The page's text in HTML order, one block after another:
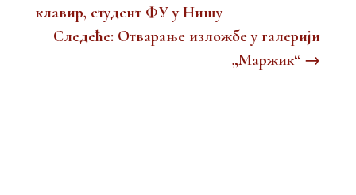
клавир, студент ФУ у Нишу
Следеће: Отварање изложбе у галерији
„Маржик“ →